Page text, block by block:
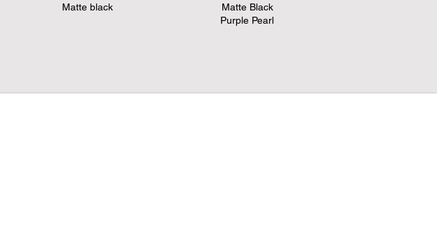
Matte black
Matte Black
Purple Pearl